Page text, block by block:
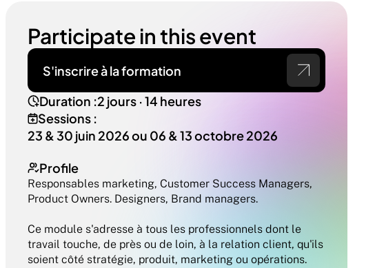
Participate in this event
S'inscrire à la formation
Duration :2 jours · 14 heures
Sessions :
23 & 30 juin 2026 ou 06 & 13 octobre 2026
Profile
Responsables marketing, Customer Success Managers,
Product Owners. Designers, Brand managers.
Ce module s'adresse à tous les professionnels dont le
travail touche, de près ou de loin, à la relation client, qu'ils
soient côté stratégie, produit, marketing ou opérations.